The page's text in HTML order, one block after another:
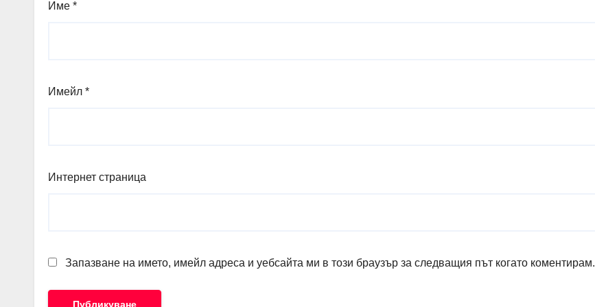
Име *
Имейл *
Интернет страница
Запазване на името, имейл адреса и уебсайта ми в този браузър за следващия път когато коментирам.